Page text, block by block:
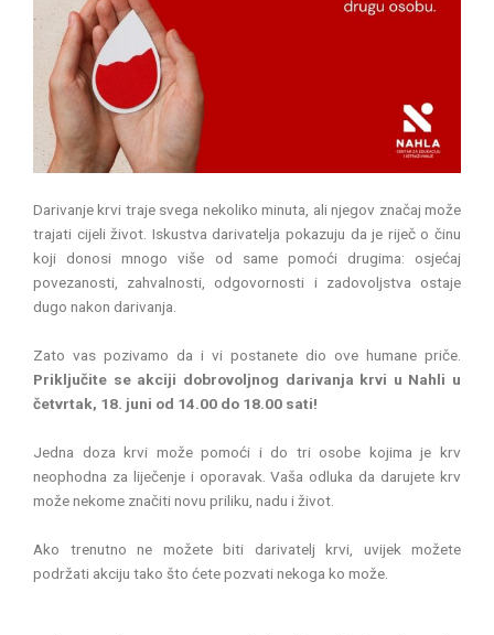
Darivanje krvi traje svega nekoliko minuta, ali njegov značaj može
trajati cijeli život. Iskustva darivatelja pokazuju da je riječ o činu
koji donosi mnogo više od same pomoći drugima: osjećaj
povezanosti, zahvalnosti, odgovornosti i zadovoljstva ostaje
dugo nakon darivanja.
Zato vas pozivamo da i vi postanete dio ove humane priče.
Priključite se akciji dobrovoljnog darivanja krvi u Nahli u
četvrtak, 18. juni od 14.00 do 18.00 sati!
Jedna doza krvi može pomoći i do tri osobe kojima je krv
neophodna za liječenje i oporavak. Vaša odluka da darujete krv
može nekome značiti novu priliku, nadu i život.
Ako trenutno ne možete biti darivatelj krvi, uvijek možete
podržati akciju tako što ćete pozvati nekoga ko može.